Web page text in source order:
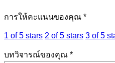
การให้คะแนนของคุณ *
1 of 5 stars 2 of 5 stars 3 of 5
บทวิจารณ์ของคุณ *